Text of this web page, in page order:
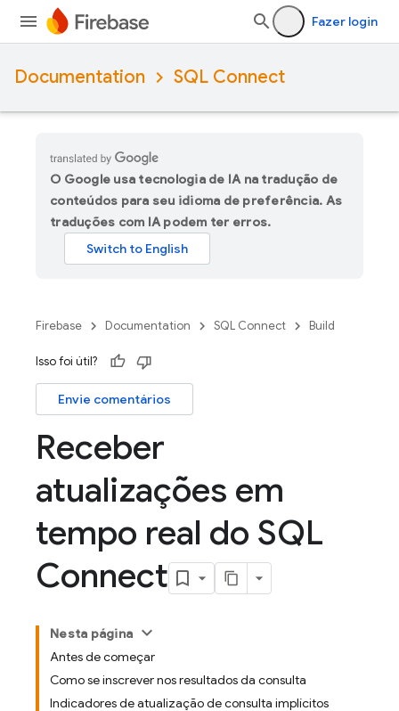
Fazer login
Documentation SQL Connect
O Google usa tecnologia de IA na tradução de
conteúdos para seu idioma de preferência. As
traduções com IA podem ter erros.
Firebase Documentation SQL Connect Build
Isso foi útil?
Envie comentários
Receber
atualizações em
tempo real do SQL
Connect
Nesta página
Antes de começar
Como se inscrever nos resultados da consulta
Indicadores de atualização de consulta implícitos